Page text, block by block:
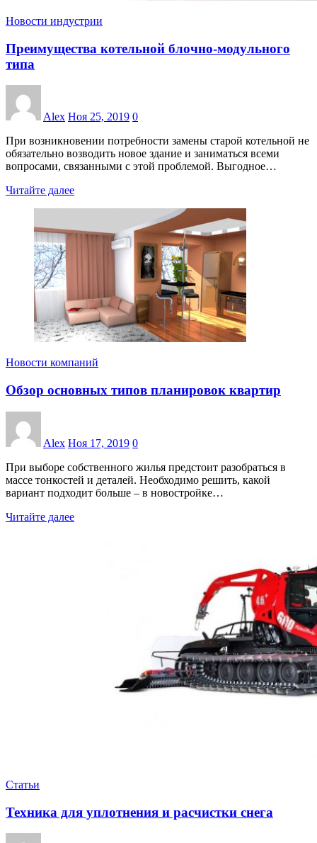
Новости индустрии
Преимущества котельной блочно-модульного
типа
Alex Ноя 25, 2019 0
При возникновении потребности замены старой котельной не
обязательно возводить новое здание и заниматься всеми
вопросами, связанными с этой проблемой. Выгодное…
Читайте далее
Новости компаний
Обзор основных типов планировок квартир
Alex Ноя 17, 2019 0
При выборе собственного жилья предстоит разобраться в
массе тонкостей и деталей. Необходимо решить, какой
вариант подходит больше – в новостройке…
Читайте далее
Статьи
Техника для уплотнения и расчистки снега